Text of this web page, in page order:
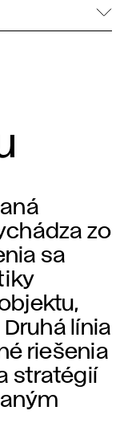
zo
sa
línia
riešenia
stratégií